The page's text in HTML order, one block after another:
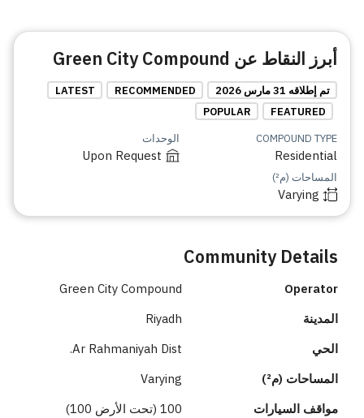
أبرز النقاط عن Green City Compound
تم إطلاقه 31 مارس 2026 RECOMMENDED
LATEST
FEATURED
POPULAR
COMPOUND TYPE
Residential
الوحدات
Upon Request
المساحات (م²)
Varying
Community Details
Operator
Green City Compound
المدينة
Riyadh
الحي
Ar Rahmaniyah Dist.
المساحات (م²)
Varying
مواقف السيارات
100 (تحت الأرض 100)